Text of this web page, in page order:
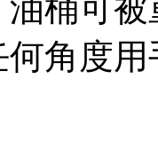
桶可
角度